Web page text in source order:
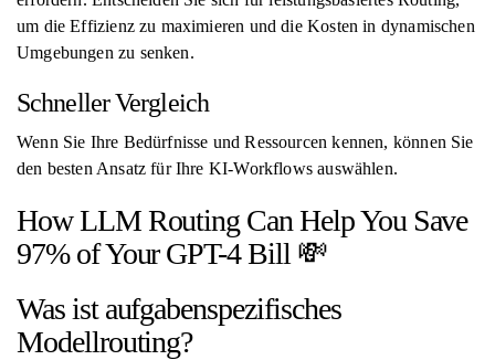
um die Effizienz zu maximieren und die Kosten in dynamischen
Umgebungen zu senken.
Schneller Vergleich
Wenn Sie Ihre Bedürfnisse und Ressourcen kennen, können Sie
den besten Ansatz für Ihre KI-Workflows auswählen.
How LLM Routing Can Help You Save
97% of Your GPT-4 Bill 💸
Was ist aufgabenspezifisches
Modellrouting?